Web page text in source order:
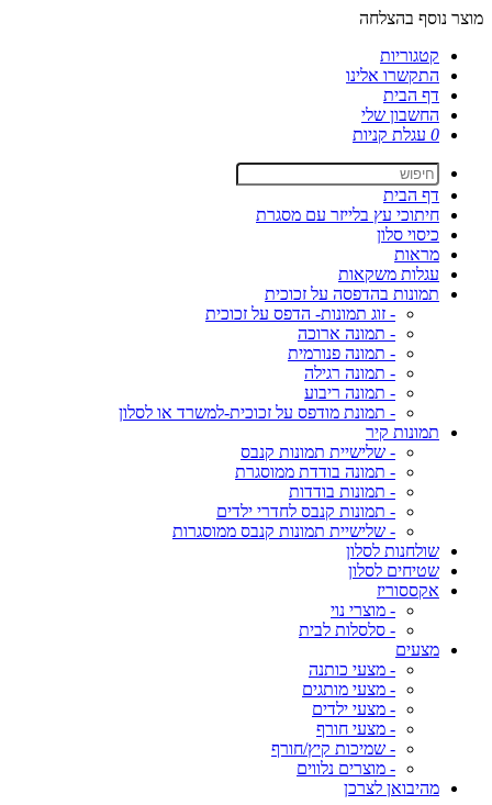
מוצר נוסף בהצלחה
קטגוריות
התקשרו אלינו
דף הבית
החשבון שלי
0 עגלת קניות
דף הבית
חיתוכי עץ בלייזר עם מסגרת
כיסוי סלון
מראות
עגלות משקאות
תמונות בהדפסה על זכוכית
- זוג תמונות- הדפס על זכוכית
- תמונה ארוכה
- תמונה פנורמית
- תמונה רגילה
- תמונה ריבוע
- תמונת מודפס על זכוכית-למשרד או לסלון
תמונות קיר
- שלישיית תמונות קנבס
- תמונה בודדת ממוסגרת
- תמונות בודדות
- תמונות קנבס לחדרי ילדים
- שלישיית תמונות קנבס ממוסגרות
שולחנות לסלון
שטיחים לסלון
אקססוריז
- מוצרי נוי
- סלסלות לבית
מצעים
- מצעי כותנה
- מצעי מותגים
- מצעי ילדים
- מצעי חורף
- שמיכות קיץ/חורף
- מוצרים נלווים
מהיבואן לצרכן